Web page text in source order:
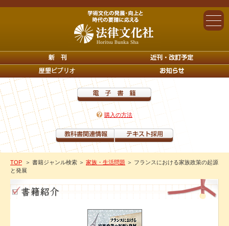
購入の方法
TOP ＞ 書籍ジャンル検索 ＞ 家族・生活問題 ＞ フランスにおける家族政策の起源
と発展